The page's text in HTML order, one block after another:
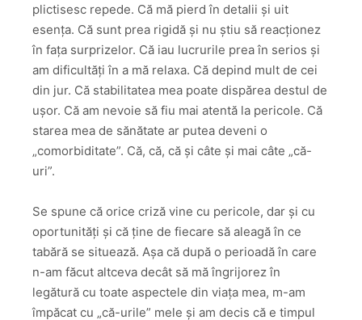
plictisesc repede. Că mă pierd în detalii și uit
esența. Că sunt prea rigidă și nu știu să reacționez
în fața surprizelor. Că iau lucrurile prea în serios și
am dificultăți în a mă relaxa. Că depind mult de cei
din jur. Că stabilitatea mea poate dispărea destul de
ușor. Că am nevoie să fiu mai atentă la pericole. Că
starea mea de sănătate ar putea deveni o
„comorbiditate”. Că, că, că și câte și mai câte „că-
uri”.
Se spune că orice criză vine cu pericole, dar și cu
oportunități și că ține de fiecare să aleagă în ce
tabără se situează. Așa că după o perioadă în care
n-am făcut altceva decât să mă îngrijorez în
legătură cu toate aspectele din viața mea, m-am
împăcat cu „că-urile” mele și am decis că e timpul